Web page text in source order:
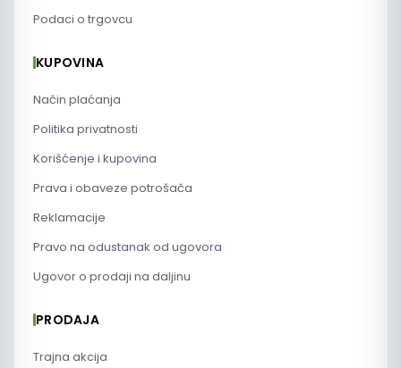
Podaci o trgovcu
KUPOVINA
Način plaćanja
Politika privatnosti
Korišćenje i kupovina
Prava i obaveze potrošača
Reklamacije
Pravo na odustanak od ugovora
Ugovor o prodaji na daljinu
PRODAJA
Trajna akcija